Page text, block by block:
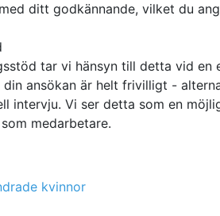
ditt godkännande, vilket du
tar vi hänsyn till detta vid en
ansökan är helt frivilligt -
intervju. Vi ser detta som en
medarbetare.
kvinnor